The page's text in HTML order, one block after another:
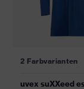
2 Farbvarianten
uvex suXXeed